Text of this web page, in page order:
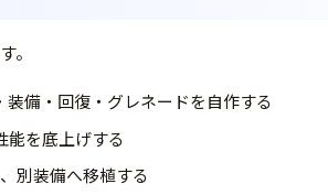
。
備・回復・グレネードを自作する
能を底上げする
別装備へ移植する